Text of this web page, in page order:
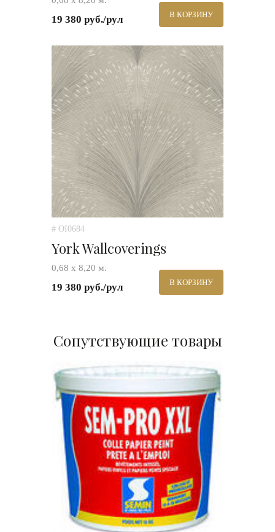
19 380 руб./рул В КОРЗИНУ
# OI0684
York Wallcoverings
0,68 х 8,20 м.
19 380 руб./рул В КОРЗИНУ
Сопутствующие товары